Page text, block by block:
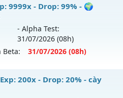
✨ ⚡️
freebies
máy chủ
X40 Low
9999x - Drop: 99% - 🌍
- Alpha Test:
31/07/2026 (08h)
Beta: 31/07/2026 (08h)
https://muhoalong.pro
200x - Drop: 20% - cày